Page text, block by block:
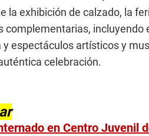
la exhibición de calzado, la
complementarias, incluyendo
espectáculos artísticos y
celebración.
en Centro Juvenil